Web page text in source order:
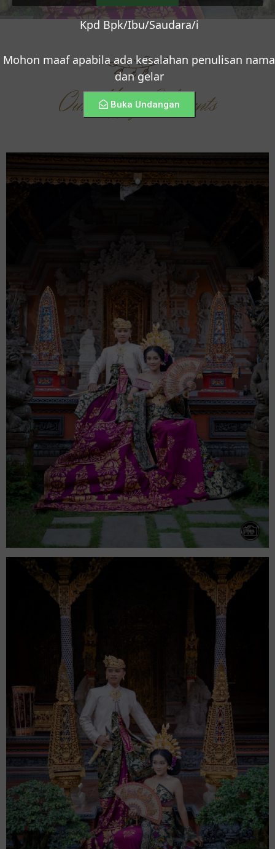
Kpd Bpk/Ibu/Saudara/i
Mohon maaf apabila ada kesalahan penulisan nama
dan gelar
Buka Undangan
Our Happy Moments